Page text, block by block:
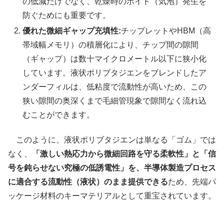
防ぐためにも重要です。
優れた微細ギャップ充填性:チップレットやHBM（高
帯域幅メモリ）の積層化により、チップ間の隙間
（ギャップ）は数十マイクロメートル以下に狭小化
しています。液状ポリブタジエンをブレンドしたア
ンダーフィルは、低粘度で流動性が高いため、この
狭い隙間の奥深くまで毛細管現象で隙間なく流れ込
むことができます。
このように、液状ポリブタジエンは単なる「ゴム」では
なく、
「激しい熱応力から微細回路を守る柔軟性」と「信
号を鈍らせない究極の低誘電性」を、半導体製造プロセス
に適合する流動性（液状）のまま提供できるため、先端パ
ッケージ材料のキーマテリアルとして重宝されています。